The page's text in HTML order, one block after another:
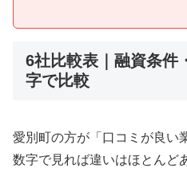
6社比較表｜融資条件
字で比較
愛別町の方が「口コミが良い
数字で見れば違いはほとんど